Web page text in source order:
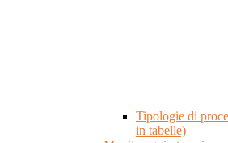
Tipologie di
in tabelle)